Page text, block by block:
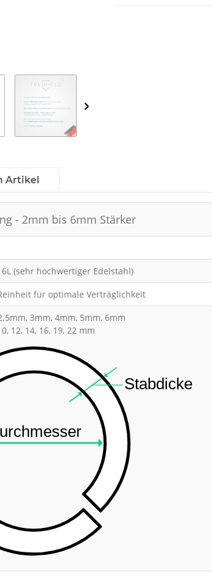
Artikel
- 2mm bis 6mm Stärker
(sehr hochwertiger Edelstahl)
für optimale Verträglichkeit
3mm, 4mm, 5mm, 6mm
12, 14, 16, 19, 22 mm